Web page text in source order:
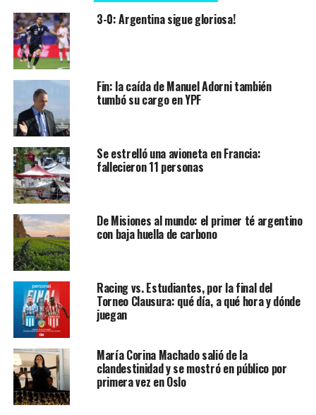
3-0: Argentina sigue gloriosa!
Fin: la caída de Manuel Adorni también
tumbó su cargo en YPF
Se estrelló una avioneta en Francia:
fallecieron 11 personas
De Misiones al mundo: el primer té argentino
con baja huella de carbono
Racing vs. Estudiantes, por la final del
Torneo Clausura: qué día, a qué hora y dónde
juegan
María Corina Machado salió de la
clandestinidad y se mostró en público por
primera vez en Oslo